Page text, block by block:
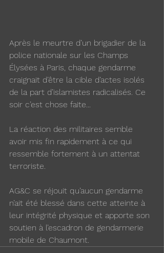
Après le meurtre d’un brigadier de la
police nationale sur les Champs
Élysées à Paris, chaque gendarme
craignait d’être la cible d’actes isolés
de la part d’islamistes radicalisés. Ce
soir c’est chose faite...
La réaction des militaires semble
avoir mis fin rapidement à ce qui
ressemble fortement à un attentat
terroriste.
AG&C se réjouit qu’aucun gendarme
n’ait été blessé dans cette atteinte à
leur intégrité physique et apporte son
soutien à l’escadron de gendarmerie
mobile de Chaumont.